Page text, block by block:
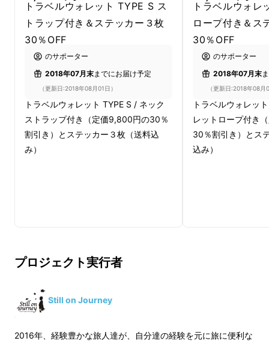
旅人による、旅人の為の旅アイテム
第三弾は旅に便利な、パスポートが入る革製
ウォレット！！
トラベルウォレット TYPE S ス
トラップ付き＆ステッカー３枚
30％OFF
のサポーター
2018年07月末までにお届け予定
（更新日:2018年08月01日）
トラベルウォレット TYPE S / ネック
ストラップ付き（定価9,800円の30％
割引き）とステッカー３枚（送料込
み）
トラベルウォレ
ロープ付き＆ス
30％OFF
のサポーター
2018年07月末
（更新日:2018年08月
トラベルウォレッ
レットロープ付き
30％割引き）とス
込み）
プロジェクト実行者
Still on Journey
2016年、経験豊かな旅人達が、自分達の経験を元に旅に便利な